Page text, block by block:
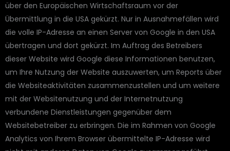
über den Europäischen Wirtschaftsraum vor der
Übermittlung in die USA gekürzt. Nur in Ausnahmefällen wird
die volle IP-Adresse an einen Server von Google in den USA
übertragen und dort gekürzt. Im Auftrag des Betreibers
dieser Website wird Google diese Informationen benutzen,
um Ihre Nutzung der Website auszuwerten, um Reports über
die Websiteaktivitäten zusammenzustellen und um weitere
mit der Websitenutzung und der Internetnutzung
verbundene Dienstleistungen gegenüber dem
Websitebetreiber zu erbringen. Die im Rahmen von Google
Analytics von Ihrem Browser übermittelte IP-Adresse wird